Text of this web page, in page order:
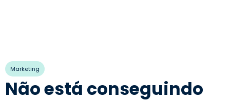
Marketing
Não está conseguindo